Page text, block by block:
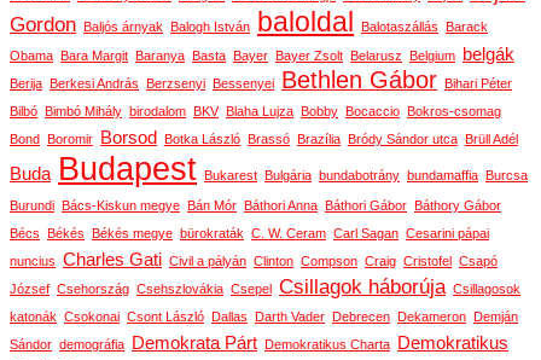
Gordon Baljós árnyak Balogh István baloldal Balotaszállás Barack
Obama Bara Margit Baranya Basta Bayer Bayer Zsolt Belarusz Belgium belgák
Berija Berkesi András Berzsenyi Bessenyei Bethlen Gábor Bihari Péter
Bilbó Bimbó Mihály birodalom BKV Blaha Lujza Bobby Bocaccio Bokros-csomag
Bond Boromir Borsod Botka László Brassó Brazília Bródy Sándor utca Brüll Adél
Buda Budapest Bukarest Bulgária bundabotrány bundamaffia Burcsa
Burundi Bács-Kiskun megye Bán Mór Báthori Anna Báthori Gábor Báthory Gábor
Bécs Békés Békés megye bürokraták C. W. Ceram Carl Sagan Cesarini pápai
nuncius Charles Gati Civil a pályán Clinton Compson Craig Cristofel Csapó
József Csehország Csehszlovákia Csepel Csillagok háborúja Csillagosok
katonák Csokonai Csont László Dallas Darth Vader Debrecen Dekameron Demján
Sándor demográfia Demokrata Párt Demokratikus Charta
Demokratikus